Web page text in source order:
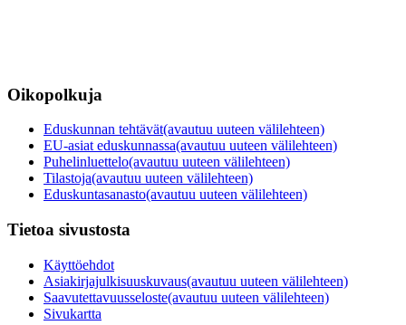
Oikopolkuja
Eduskunnan tehtävät(avautuu uuteen välilehteen)
EU-asiat eduskunnassa(avautuu uuteen välilehteen)
Puhelinluettelo(avautuu uuteen välilehteen)
Tilastoja(avautuu uuteen välilehteen)
Eduskuntasanasto(avautuu uuteen välilehteen)
Tietoa sivustosta
Käyttöehdot
Asiakirjajulkisuuskuvaus(avautuu uuteen välilehteen)
Saavutettavuusseloste(avautuu uuteen välilehteen)
Sivukartta